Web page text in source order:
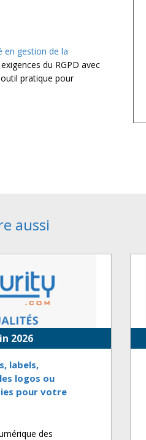
en gestion de la
du RGPD avec
pratique pour
aussi
2026
labels,
logos ou
pour votre
des